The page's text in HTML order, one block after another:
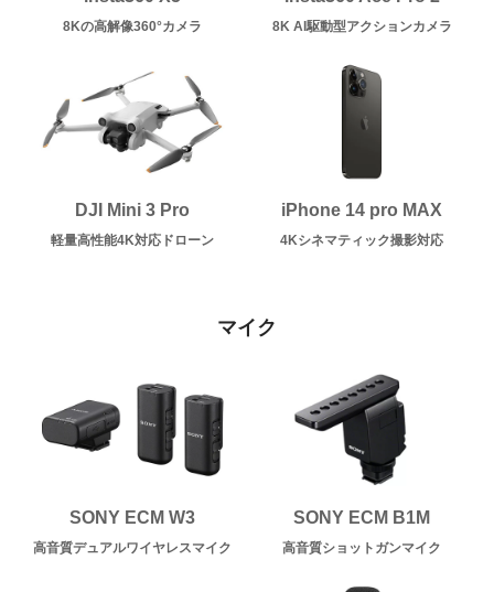
8Kの高解像360°カメラ 8K AI駆動型アクションカメラ
DJI Mini 3 Pro
軽量高性能4K対応ドローン
iPhone 14 pro MAX
4Kシネマティック撮影対応
マイク
SONY ECM W3
高音質デュアルワイヤレスマイク
SONY ECM B1M
高音質ショットガンマイク